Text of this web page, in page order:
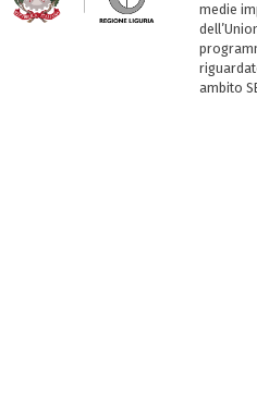
medie
ambito